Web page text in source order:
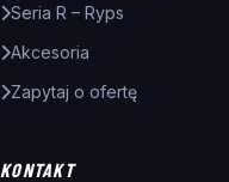
Seria R – Ryps
Akcesoria
Zapytaj o ofertę
KONTAKT